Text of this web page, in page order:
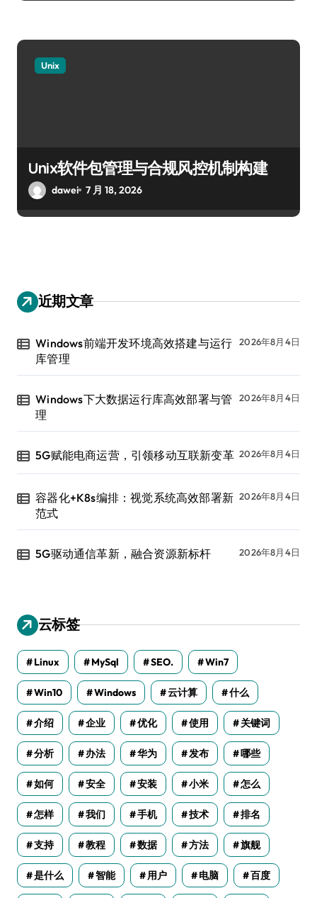
Unix
Unix软件包管理与合规风控机制构建
dawei 7 月 18, 2026
近期文章
Windows前端开发环境高效搭建与运行
库管理
2026年8月4日
Windows下大数据运行库高效部署与管
理
2026年8月4日
5G赋能电商运营，引领移动互联新变革 2026年8月4日
容器化+K8s编排：视觉系统高效部署新
范式
2026年8月4日
5G驱动通信革新，融合资源新标杆 2026年8月4日
云标签
Linux MySql SEO. Win7
Win10 Windows 云计算 什么
介绍 企业 优化 使用 关键词
分析 办法 华为 发布 哪些
如何 安全 安装 小米 怎么
怎样 我们 手机 技术 排名
支持 教程 数据 方法 旗舰
是什么 智能 用户 电脑 百度